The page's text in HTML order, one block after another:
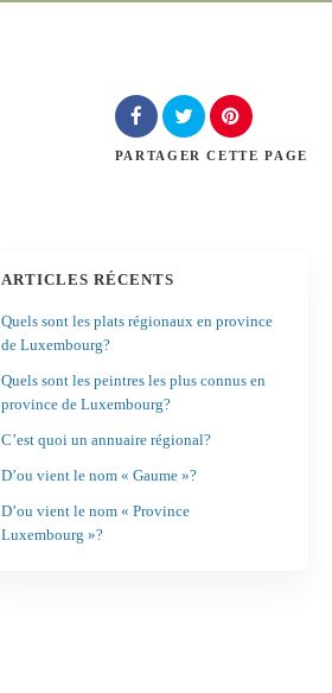
PARTAGER CETTE PAGE
ARTICLES RÉCENTS
Quels sont les plats régionaux en province
de Luxembourg?
Quels sont les peintres les plus connus en
province de Luxembourg?
C’est quoi un annuaire régional?
D’ou vient le nom « Gaume »?
D’ou vient le nom « Province
Luxembourg »?